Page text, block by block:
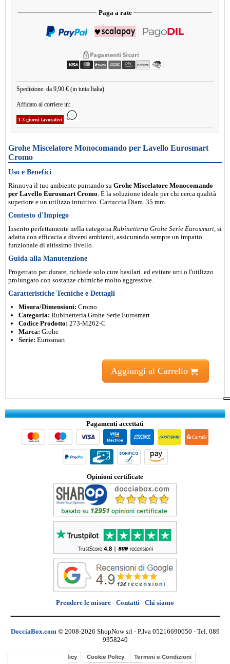
Paga a rate
Spedizione: da 9,90 € (in tutta Italia)
Affidato al corriere in:
1-3 giorni lavorativi
Grohe Miscelatore Monocomando per Lavello Eurosmart
Cromo
Uso e Benefici
Rinnova il tuo ambiente puntando su Grohe Miscelatore Monocomando
per Lavello Eurosmart Cromo. È la soluzione ideale per chi cerca qualità
superiore e un utilizzo intuitivo. Cartuccia Diam. 35 mm.
Contesto d'Impiego
Inserito perfettamente nella categoria Rubinetteria Grohe Serie Eurosmart, si
adatta con efficacia a diversi ambienti, assicurando sempre un impatto
funzionale di altissimo livello.
Guida alla Manutenzione
Progettato per durare, richiede solo cure basilari. ed evitare urti o l'utilizzo
prolungato con sostanze chimiche molto aggressive.
Caratteristiche Tecniche e Dettagli
Misura/Dimensioni: Cromo
Categoria: Rubinetteria Grohe Serie Eurosmart
Codice Prodotto: 273-M262-C
Marca: Grohe
Serie: Eurosmart
Aggiungi al Carrello
Pagamenti accettati
Opinioni certificate
Prendere le misure - Contatti - Chi siamo
DocciaBox.com © 2008-2026 ShopNow srl - P.Iva 05216690650 - Tel. 089
9358240
Privacy Policy Cookie Policy Termini e Condizioni